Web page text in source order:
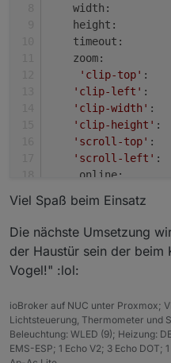
width
height
timeout
zoom
'clip-top'
'clip-left'
'clip-width'
'clip-height'
'scroll-top'
'scroll-left'
online
if (result.error
    }
if (result.
if (result.
console .log
    }
console
Viel Spaß beim Einsatz
Die nächste Umsetzung
der Haustür sein der
Vogel!" :lol:
ioBroker auf NUC unter Proxmox;
Lichtsteuerung, Thermometer und
Beleuchtung: WLED (9); Heizung:
EMS-ESP; 1 Echo V2; 3 Echo DOT;